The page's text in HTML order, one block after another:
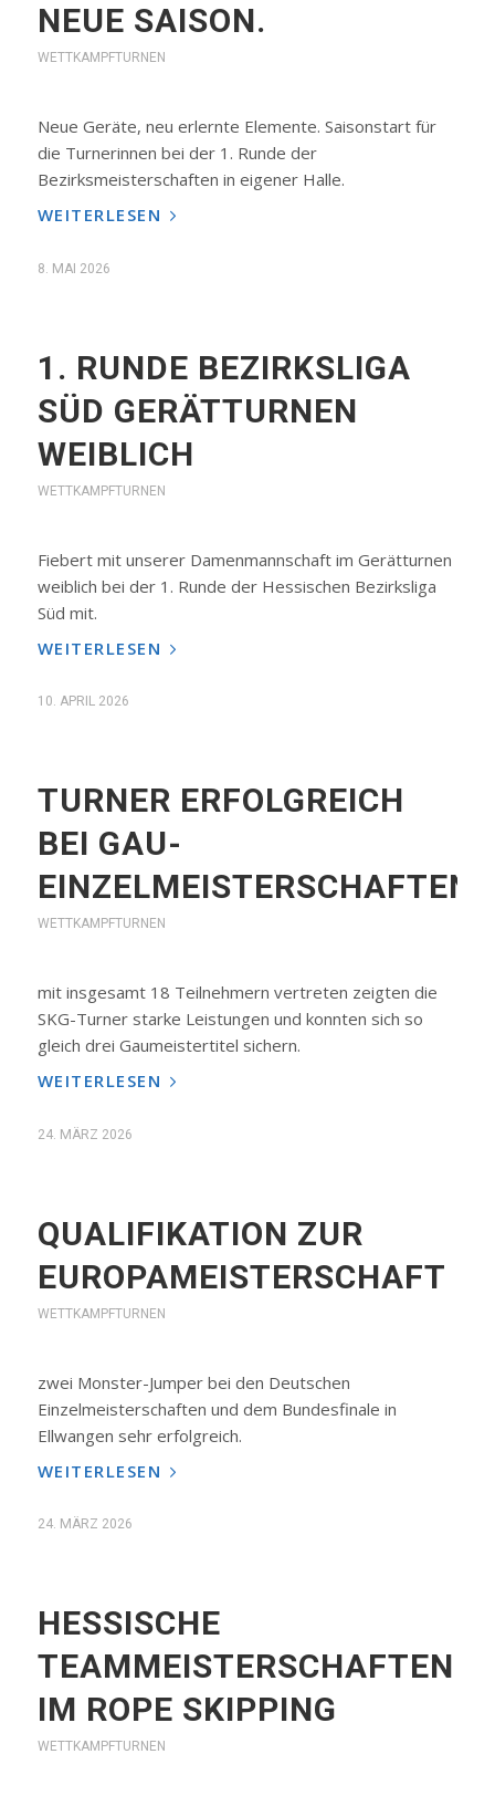
NEUE SAISON.
WETTKAMPFTURNEN
Neue Geräte, neu erlernte Elemente. Saisonstart für
die Turnerinnen bei der 1. Runde der
Bezirksmeisterschaften in eigener Halle.
WEITERLESEN
8. MAI 2026
1. RUNDE BEZIRKSLIGA
SÜD GERÄTTURNEN
WEIBLICH
WETTKAMPFTURNEN
Fiebert mit unserer Damenmannschaft im Gerätturnen
weiblich bei der 1. Runde der Hessischen Bezirksliga
Süd mit.
WEITERLESEN
10. APRIL 2026
TURNER ERFOLGREICH
BEI GAU-
EINZELMEISTERSCHAFTEN
WETTKAMPFTURNEN
mit insgesamt 18 Teilnehmern vertreten zeigten die
SKG-Turner starke Leistungen und konnten sich so
gleich drei Gaumeistertitel sichern.
WEITERLESEN
24. MÄRZ 2026
QUALIFIKATION ZUR
EUROPAMEISTERSCHAFT
WETTKAMPFTURNEN
zwei Monster-Jumper bei den Deutschen
Einzelmeisterschaften und dem Bundesfinale in
Ellwangen sehr erfolgreich.
WEITERLESEN
24. MÄRZ 2026
HESSISCHE
TEAMMEISTERSCHAFTEN
IM ROPE SKIPPING
WETTKAMPFTURNEN